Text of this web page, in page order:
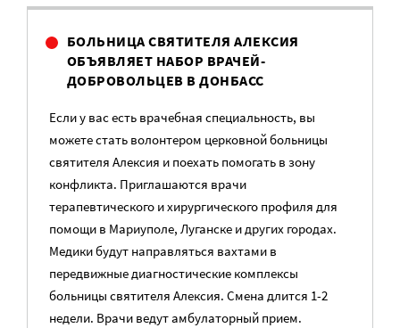
БОЛЬНИЦА СВЯТИТЕЛЯ АЛЕКСИЯ
ОБЪЯВЛЯЕТ НАБОР ВРАЧЕЙ-
ДОБРОВОЛЬЦЕВ В ДОНБАСС
Если у вас есть врачебная специальность, вы
можете стать волонтером церковной больницы
святителя Алексия и поехать помогать в зону
конфликта. Приглашаются врачи
терапевтического и хирургического профиля для
помощи в Мариуполе, Луганске и других городах.
Медики будут направляться вахтами в
передвижные диагностические комплексы
больницы святителя Алексия. Смена длится 1-2
недели. Врачи ведут амбулаторный прием.